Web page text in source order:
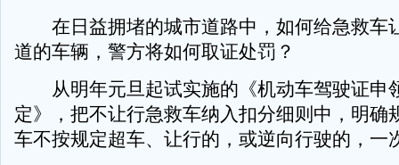
在日益拥堵的城市道路中，如何给急救车
道的车辆，警方将如何取证处罚？
从明年元旦起试实施的《机动车驾驶证申
定》，把不让行急救车纳入扣分细则中，明确
车不按规定超车、让行的，或逆向行驶的，一